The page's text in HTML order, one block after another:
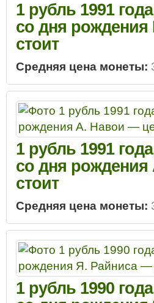
1 рубль 1991
со дня
стоит
Средняя цена монеты:
1 рубль 1991
со дня
стоит
Средняя цена монеты:
1 рубль 1990